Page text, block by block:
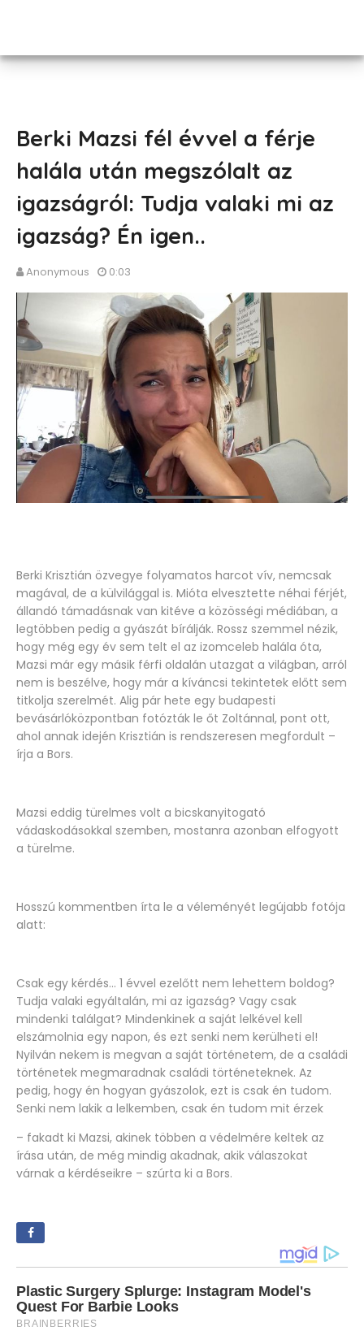
Berki Mazsi fél évvel a férje
halála után megszólalt az
igazságról: Tudja valaki mi az
igazság? Én igen..
Anonymous 0:03
Berki Krisztián özvegye folyamatos harcot vív, nemcsak
magával, de a külvilággal is. Mióta elvesztette néhai férjét,
állandó támadásnak van kitéve a közösségi médiában, a
legtöbben pedig a gyászát bírálják. Rossz szemmel nézik,
hogy még egy év sem telt el az izomceleb halála óta,
Mazsi már egy másik férfi oldalán utazgat a világban, arról
nem is beszélve, hogy már a kíváncsi tekintetek előtt sem
titkolja szerelmét. Alig pár hete egy budapesti
bevásárlóközpontban fotózták le őt Zoltánnal, pont ott,
ahol annak idején Krisztián is rendszeresen megfordult –
írja a Bors.
Mazsi eddig türelmes volt a bicskanyitogató
vádaskodásokkal szemben, mostanra azonban elfogyott
a türelme.
Hosszú kommentben írta le a véleményét legújabb fotója
alatt:
Csak egy kérdés... 1 évvel ezelőtt nem lehettem boldog?
Tudja valaki egyáltalán, mi az igazság? Vagy csak
mindenki találgat? Mindenkinek a saját lelkével kell
elszámolnia egy napon, és ezt senki nem kerülheti el!
Nyilván nekem is megvan a saját történetem, de a családi
történetek megmaradnak családi történeteknek. Az
pedig, hogy én hogyan gyászolok, ezt is csak én tudom.
Senki nem lakik a lelkemben, csak én tudom mit érzek
– fakadt ki Mazsi, akinek többen a védelmére keltek az
írása után, de még mindig akadnak, akik válaszokat
várnak a kérdéseikre – szúrta ki a Bors.